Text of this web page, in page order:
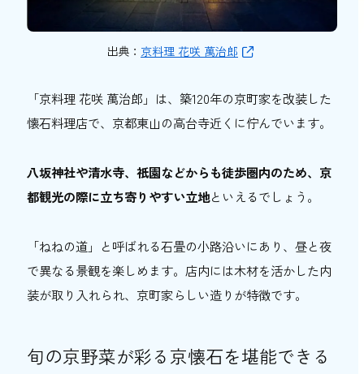
出典： 京料理 花咲 萬治郎
「京料理 花咲 萬治郎」は、築120年の京町家を改装した
懐石料理店で、京都東山の高台寺近くに佇んでいます。
八坂神社や清水寺、祇園などからも徒歩圏内のため、京
都観光の際に立ち寄りやすい立地といえるでしょう。
「ねねの道」と呼ばれる石畳の小路沿いにあり、昼と夜
で異なる景観を楽しめます。店内には木材を活かした内
装が取り入れられ、京町家らしい造りが特徴です。
旬の京野菜が彩る京懐石を堪能できる